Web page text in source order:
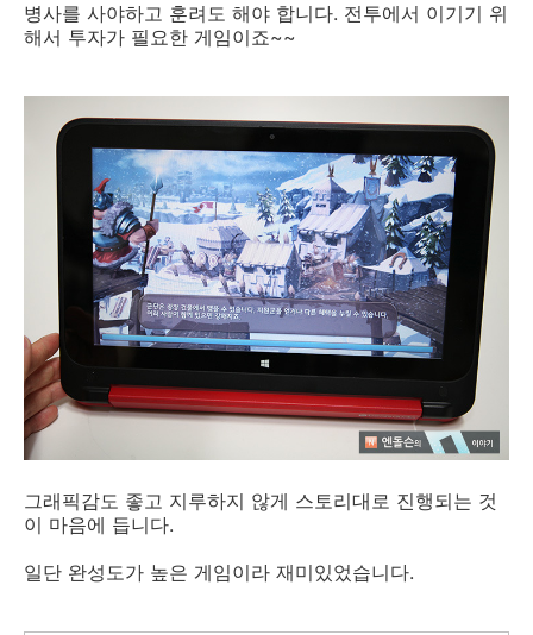
병사를 사야하고 훈려도 해야 합니다. 전투에서 이기기 위
해서 투자가 필요한 게임이죠~~
그래픽감도 좋고 지루하지 않게 스토리대로 진행되는 것
이 마음에 듭니다.
일단 완성도가 높은 게임이라 재미있었습니다.